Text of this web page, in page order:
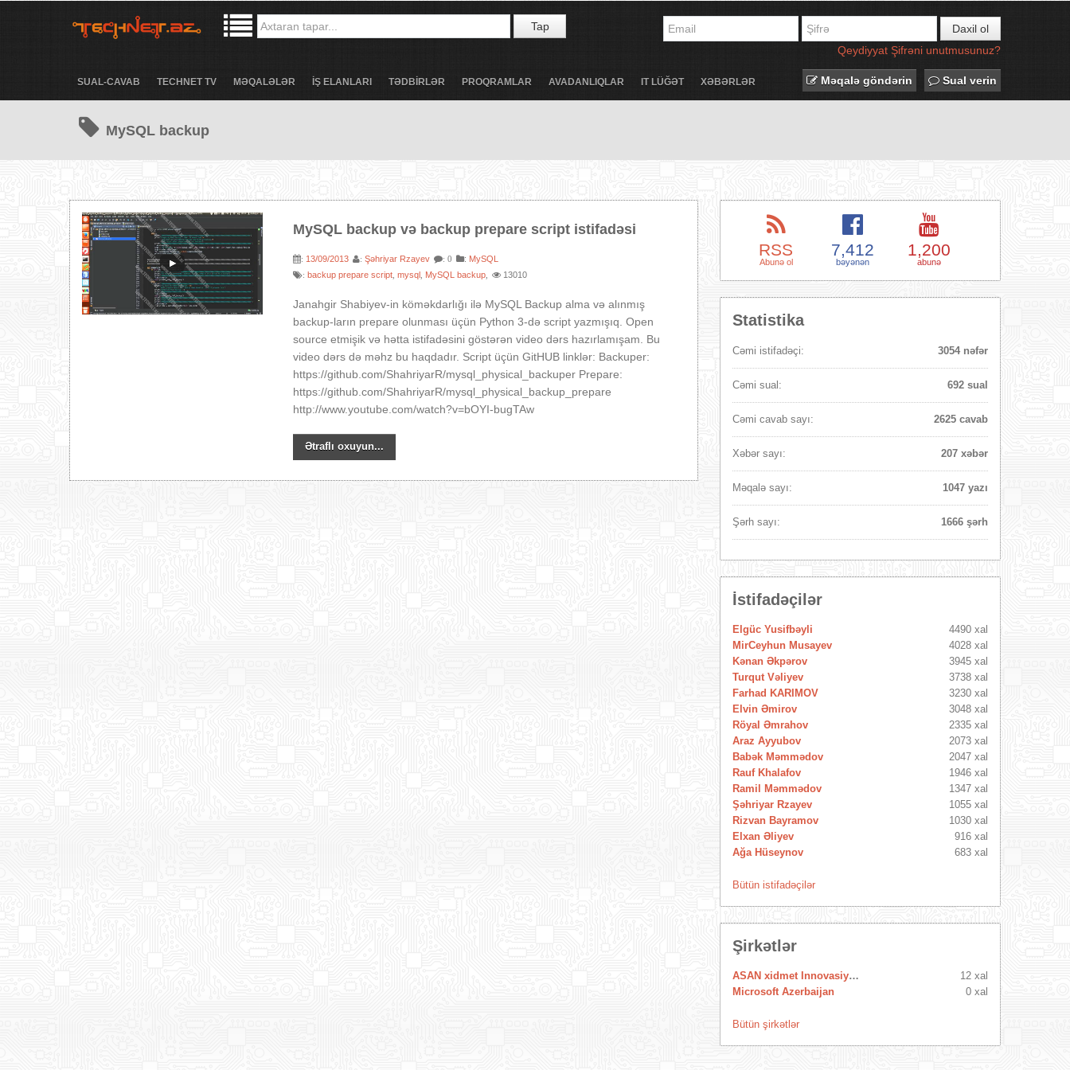
Tap
Daxil ol
Qeydiyyat Şifrəni unutmusunuz?
SUAL-CAVAB TECHNET TV MƏQALƏLƏR İŞ ELANLARI TƏDBİRLƏR PROQRAMLAR AVADANLIQLAR IT LÜĞƏT XƏBƏRLƏR Məqalə göndərin Sual verin
MySQL backup
MySQL backup və backup prepare script istifadəsi
: 13/09/2013 :Şəhriyar Rzayev : 0 : MySQL
: backup prepare script ,mysql MySQL backup 13010
Janahgir Shabiyev-in köməkdarlığı ilə MySQL Backup alma və alınmış
backup-ların prepare olunması üçün Python 3-də script yazmışıq. Open
source etmişik və hətta istifadəsini göstərən video dərs hazırlamışam. Bu
video dərs də məhz bu haqdadır. Script üçün GitHUB linklər: Backuper:
https://github.com/ShahriyarR/mysql_physical_backuper Prepare:
https://github.com/ShahriyarR/mysql_physical_backup_prepare
http://www.youtube.com/watch?v=bOYI-bugTAw
Ətraflı oxuyun...
RSS
Abunə ol
7,412
bəyənən
1,200
abunə
Statistika
Cəmi istifadəçi: 3054 nəfər
Cəmi sual: 692 sual
Cəmi cavab sayı: 2625 cavab
Xəbər sayı: 207 xəbər
Məqalə sayı: 1047 yazı
Şərh sayı: 1666 şərh
İstifadəçilər
Elgüc Yusifbəyli
4490 xal
MirCeyhun Musayev
4028 xal
Kənan Əkpərov
3945 xal
Turqut Vəliyev
3738 xal
Farhad KARIMOV
3230 xal
Elvin Əmirov
3048 xal
Röyal Əmrahov
2335 xal
Araz Ayyubov
2073 xal
Babək Məmmədov
2047 xal
Rauf Khalafov
1946 xal
Ramil Məmmədov
1347 xal
Şəhriyar Rzayev
1055 xal
Rizvan Bayramov
1030 xal
Elxan Əliyev
916 xal
Ağa Hüseynov
683 xal
Bütün istifadəçilər
Şirkətlər
ASAN xidmet Innovasiya Mərkəzi
12 xal
Microsoft Azerbaijan
0 xal
Bütün şirkətlər